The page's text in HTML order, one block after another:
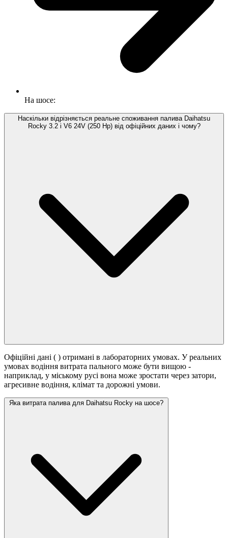
На шосе:
Наскільки відрізняється реальне споживання палива Daihatsu
Rocky 3.2 i V6 24V (250 Hp) від офіційних даних і чому?
Офіційні дані ( ) отримані в лабораторних умовах. У реальних
умовах водіння витрата пального може бути вищою -
наприклад, у міському русі вона може зростати через затори,
агресивне водіння, клімат та дорожні умови.
Яка витрата палива для Daihatsu Rocky на шосе?